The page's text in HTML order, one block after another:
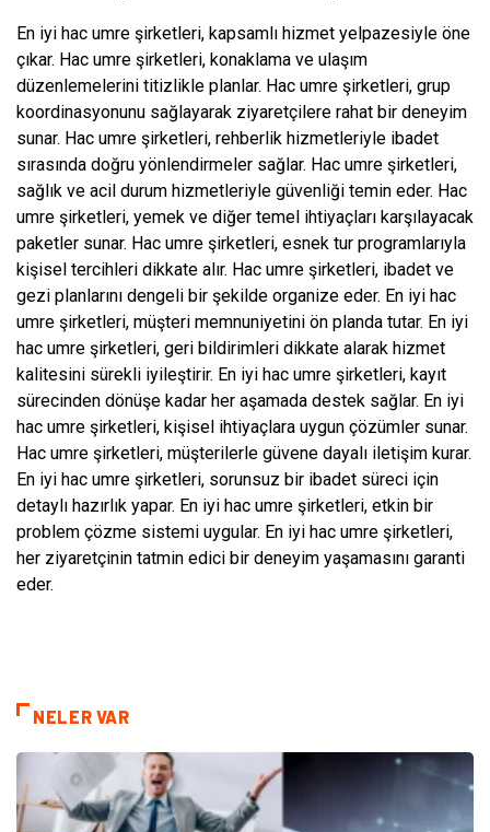
En iyi hac umre şirketleri, kapsamlı hizmet yelpazesiyle öne
çıkar. Hac umre şirketleri, konaklama ve ulaşım
düzenlemelerini titizlikle planlar. Hac umre şirketleri, grup
koordinasyonunu sağlayarak ziyaretçilere rahat bir deneyim
sunar. Hac umre şirketleri, rehberlik hizmetleriyle ibadet
sırasında doğru yönlendirmeler sağlar. Hac umre şirketleri,
sağlık ve acil durum hizmetleriyle güvenliği temin eder. Hac
umre şirketleri, yemek ve diğer temel ihtiyaçları karşılayacak
paketler sunar. Hac umre şirketleri, esnek tur programlarıyla
kişisel tercihleri dikkate alır. Hac umre şirketleri, ibadet ve
gezi planlarını dengeli bir şekilde organize eder. En iyi hac
umre şirketleri, müşteri memnuniyetini ön planda tutar. En iyi
hac umre şirketleri, geri bildirimleri dikkate alarak hizmet
kalitesini sürekli iyileştirir. En iyi hac umre şirketleri, kayıt
sürecinden dönüşe kadar her aşamada destek sağlar. En iyi
hac umre şirketleri, kişisel ihtiyaçlara uygun çözümler sunar.
Hac umre şirketleri, müşterilerle güvene dayalı iletişim kurar.
En iyi hac umre şirketleri, sorunsuz bir ibadet süreci için
detaylı hazırlık yapar. En iyi hac umre şirketleri, etkin bir
problem çözme sistemi uygular. En iyi hac umre şirketleri,
her ziyaretçinin tatmin edici bir deneyim yaşamasını garanti
eder.
NELER VAR